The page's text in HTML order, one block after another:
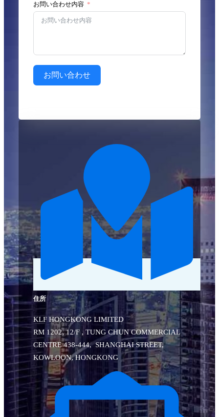
お問い合わせ内容
お問い合わせ
住所
KLF HONGKONG LIMITED
RM 1202, 12/F , TUNG CHUN COMMERCIAL
CENTRE 438-444, SHANGHAI STREET,
KOWLOON, HONGKONG